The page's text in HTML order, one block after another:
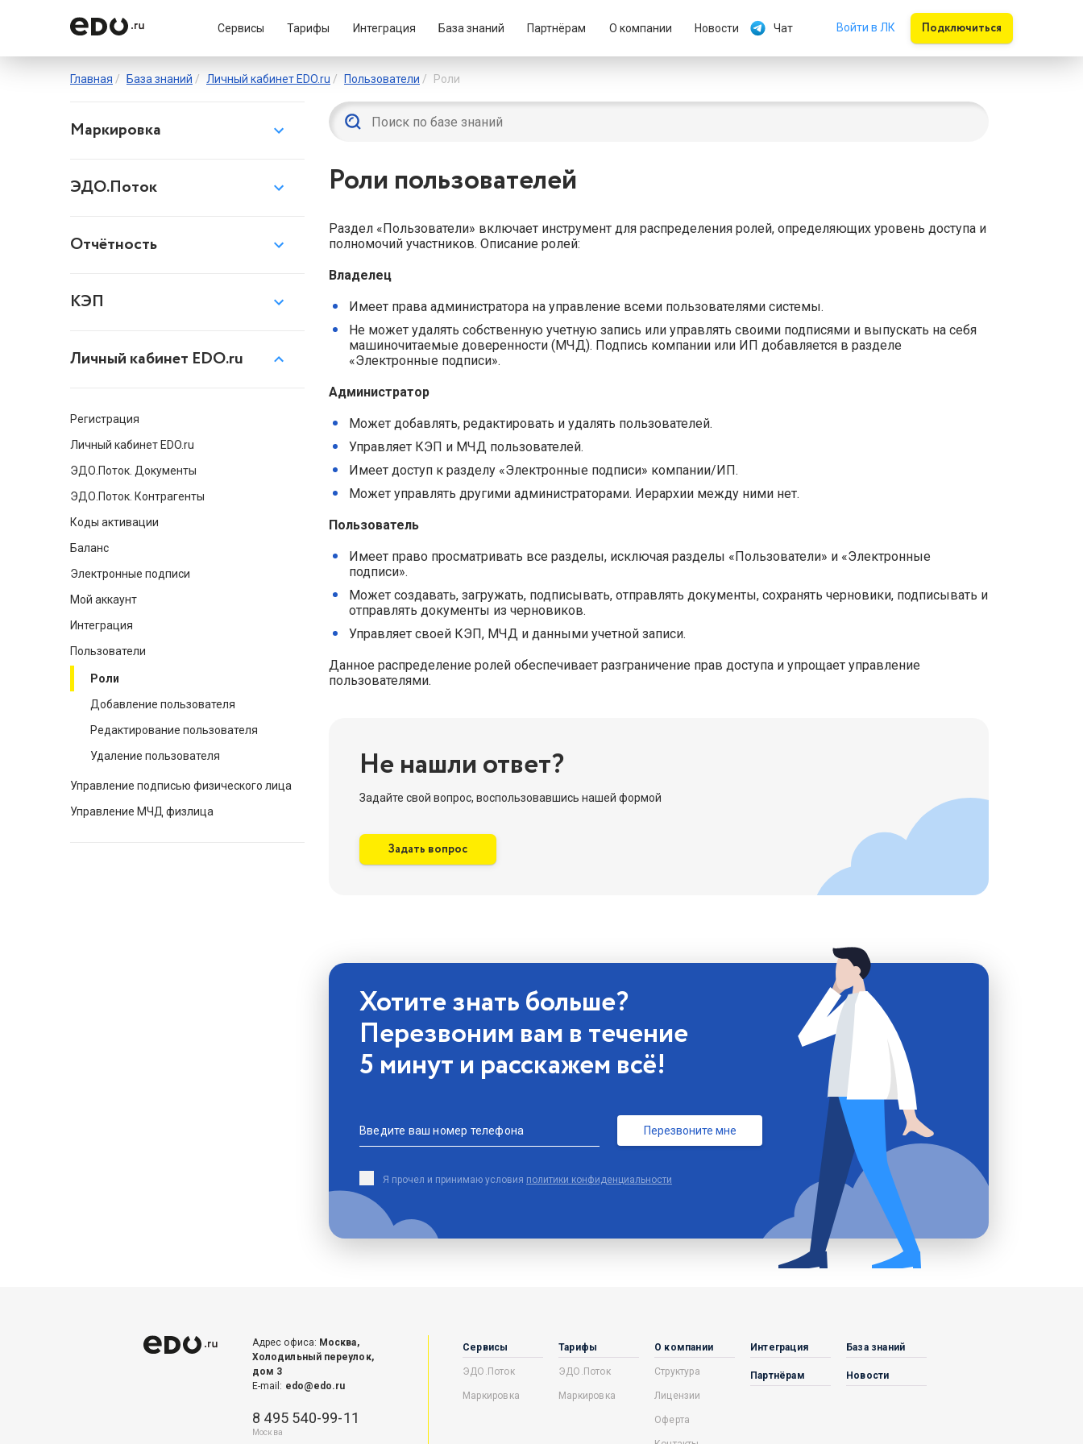
Сервисы Тарифы Интеграция База знаний Партнёрам О компании Новости Чат Войти в ЛК Подключиться
Главная База знаний Личный кабинет EDO.ru Пользователи Роли
Маркировка
ЭДО.Поток
Отчётность
КЭП
Личный кабинет EDO.ru
Регистрация
Личный кабинет EDO.ru
ЭДО.Поток. Документы
ЭДО.Поток. Контрагенты
Коды активации
Баланс
Электронные подписи
Мой аккаунт
Интеграция
Пользователи
Роли
Добавление пользователя
Редактирование пользователя
Удаление пользователя
Управление подписью физического лица
Управление МЧД физлица
Роли пользователей
Раздел «Пользователи» включает инструмент для распределения ролей, определяющих уровень доступа и
полномочий участников. Описание ролей:
Владелец
Имеет права администратора на управление всеми пользователями системы.
Не может удалять собственную учетную запись или управлять своими подписями и выпускать на себя
машиночитаемые доверенности (МЧД). Подпись компании или ИП добавляется в разделе
«Электронные подписи».
Администратор
Может добавлять, редактировать и удалять пользователей.
Управляет КЭП и МЧД пользователей.
Имеет доступ к разделу «Электронные подписи» компании/ИП.
Может управлять другими администраторами. Иерархии между ними нет.
Пользователь
Имеет право просматривать все разделы, исключая разделы «Пользователи» и «Электронные
подписи».
Может создавать, загружать, подписывать, отправлять документы, сохранять черновики, подписывать и
отправлять документы из черновиков.
Управляет своей КЭП, МЧД и данными учетной записи.
Данное распределение ролей обеспечивает разграничение прав доступа и упрощает управление
пользователями.
Не нашли ответ?
Задайте свой вопрос, воспользовавшись нашей формой
Задать вопрос
Хотите знать больше?
Перезвоним вам в течение
5 минут и расскажем всё!
Введите ваш номер телефона Перезвоните мне
Я прочел и принимаю условия политики конфиденциальности
Адрес офиса: Москва,
Холодильный переулок,
дом 3
E-mail: edo@edo.ru
8 495 540-99-11
Сервисы
ЭДО.Поток
Маркировка
Тарифы
ЭДО.Поток
Маркировка
Интеграция База знаний
Партнёрам
О компании
Структура
Лицензии
Оферта
Новости